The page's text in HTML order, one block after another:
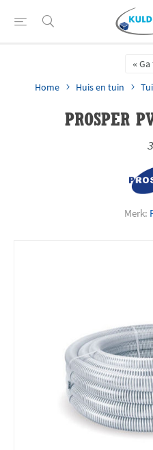
Home
Huis en tuin
PROSPER
Merk: